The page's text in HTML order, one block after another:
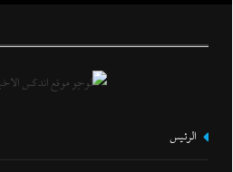
الرئيس